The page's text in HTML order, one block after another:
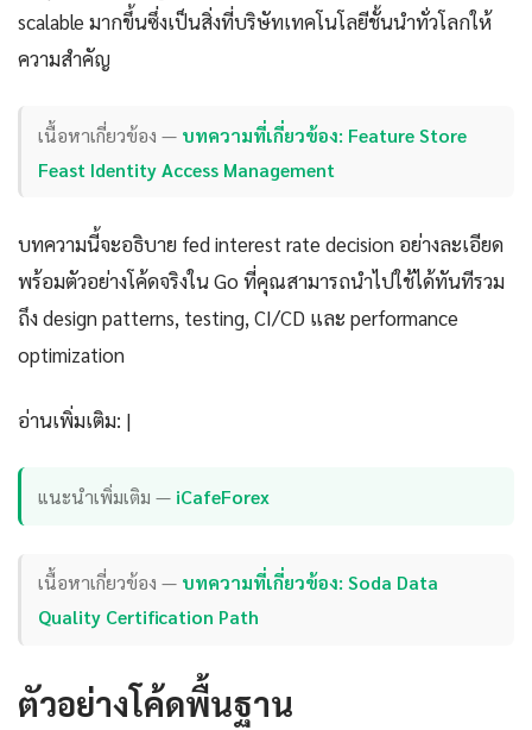
scalable มากขึ้นซึ่งเป็นสิ่งที่บริษัทเทคโนโลยีชั้นนำทั่วโลกให้
ความสำคัญ
เนื้อหาเกี่ยวข้อง — บทความที่เกี่ยวข้อง: Feature Store
Feast Identity Access Management
บทความนี้จะอธิบาย fed interest rate decision อย่างละเอียด
พร้อมตัวอย่างโค้ดจริงใน Go ที่คุณสามารถนำไปใช้ได้ทันทีรวม
ถึง design patterns, testing, CI/CD และ performance
optimization
อ่านเพิ่มเติม: |
แนะนำเพิ่มเติม — iCafeForex
เนื้อหาเกี่ยวข้อง — บทความที่เกี่ยวข้อง: Soda Data
Quality Certification Path
ตัวอย่างโค้ดพื้นฐาน